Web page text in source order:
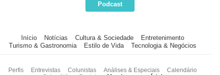
Podcast
Início Notícias Cultura & Sociedade
Entretenimento
Turismo & Gastronomia
Estilo de Vida Tecnologia & Negócios
Perfis Entrevistas Colunistas Análises & Especiais
Calendário